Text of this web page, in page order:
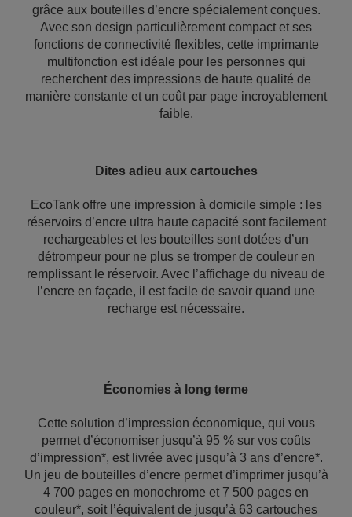
grâce aux bouteilles d’encre spécialement conçues.
Avec son design particulièrement compact et ses
fonctions de connectivité flexibles, cette imprimante
multifonction est idéale pour les personnes qui
recherchent des impressions de haute qualité de
manière constante et un coût par page incroyablement
faible.
Dites adieu aux cartouches
EcoTank offre une impression à domicile simple : les
réservoirs d’encre ultra haute capacité sont facilement
rechargeables et les bouteilles sont dotées d’un
détrompeur pour ne plus se tromper de couleur en
remplissant le réservoir. Avec l’affichage du niveau de
l’encre en façade, il est facile de savoir quand une
recharge est nécessaire.
Économies à long terme
Cette solution d’impression économique, qui vous
permet d’économiser jusqu’à 95 % sur vos coûts
d’impression*, est livrée avec jusqu’à 3 ans d’encre*.
Un jeu de bouteilles d’encre permet d’imprimer jusqu’à
4 700 pages en monochrome et 7 500 pages en
couleur*, soit l’équivalent de jusqu’à 63 cartouches